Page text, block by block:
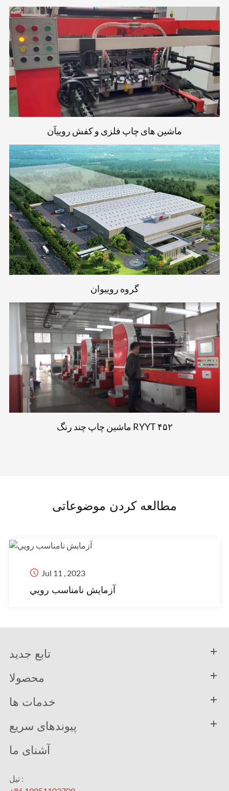
ماشین های چاپ فلزی و کفش روییآن
گروه روییوان
ماشین چاپ چند رنگ RYYT ۴۵۲
مطالعه کردن موضوعاتی
 Jul 11 , 2023
آزمايش نامناسب رويي
تابع جدید
محصولا
خدمات ها
پیوندهای سریع
آشنای ما
تیل :